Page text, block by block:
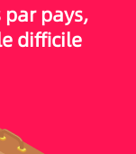
par pays,
difficile